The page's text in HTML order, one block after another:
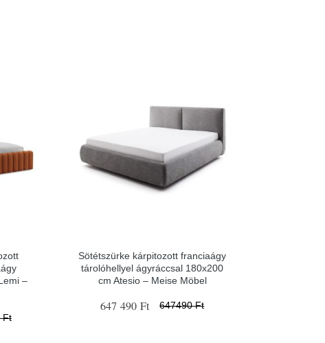
–
Ft
Sötétszürke kárpitozott franciaágy
tárolóhellyel ágyráccsal 180x200
cm Atesio – Meise Möbel
647 490 Ft 647490 Ft